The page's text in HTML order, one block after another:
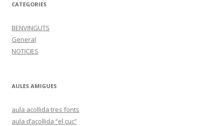
CATEGORIES
BENVINGUTS
General
NOTICIES
AULES AMIGUES
aula acollida tres fonts
aula d’acollida “el cuc”